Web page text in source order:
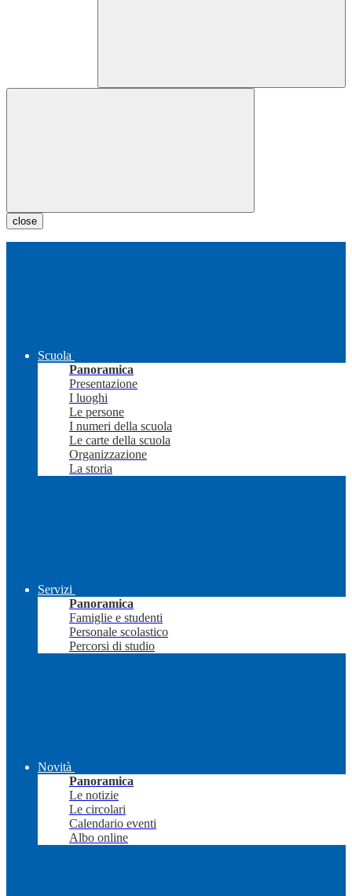
close
Scuola
Panoramica
Presentazione
I luoghi
Le persone
I numeri della scuola
Le carte della scuola
Organizzazione
La storia
Servizi
Panoramica
Famiglie e studenti
Personale scolastico
Percorsi di studio
Novità
Panoramica
Le notizie
Le circolari
Calendario eventi
Albo online